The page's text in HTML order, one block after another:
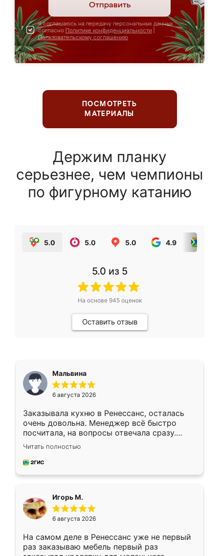
Отправить
Я соглашаюсь на передачу персональных данных
согласно Политике конфиденциальности
Пользовательскому соглашению
ПОСМОТРЕТЬ
МАТЕРИАЛЫ
Держим планку
серьезнее, чем чемпионы
по фигурному катанию
5.0 5.0 5.0 4.9
5.0 из 5
На основе 945оценок
Оставить отзыв
Мальвина
6 августа 2026
Заказывала кухню в Ренессанс, осталась
очень довольна. Менеджер всё быстро
посчитала, на вопросы отвечала сразу.
Замерщик приехал в субботу, подошёл к
делу со всей ответственностью. Собрали
за день, ребята работали аккуратно, даже
Читать полностью
Игорь М.
6 августа 2026
На самом деле в Ренессанс уже не первый
раз заказываю мебель первый раз